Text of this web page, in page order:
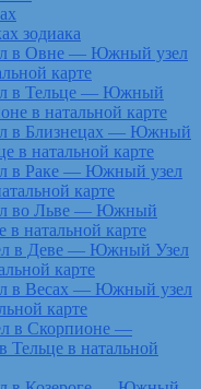
зодиака
в Овне — Южный узел
карте
в Тельце — Южный
в натальной карте
в Близнецах — Южный
в натальной карте
в Раке — Южный узел
карте
во Льве — Южный
в натальной карте
в Деве — Южный Узел
карте
в Весах — Южный узел
карте
в Скорпионе —
в натальной